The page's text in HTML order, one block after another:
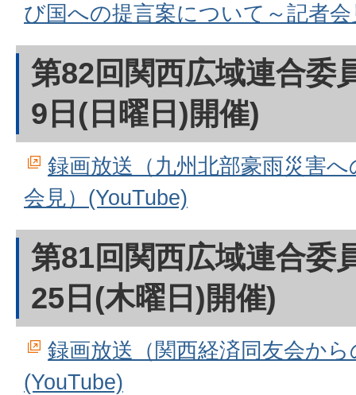
び国への提言案について～記者
第82回関西広域連合委
9日(日曜日)開催)
録画放送（九州北部豪雨災害
会見）(YouTube)
第81回関西広域連合委
25日(木曜日)開催)
録画放送（関西経済同友会か
(YouTube)